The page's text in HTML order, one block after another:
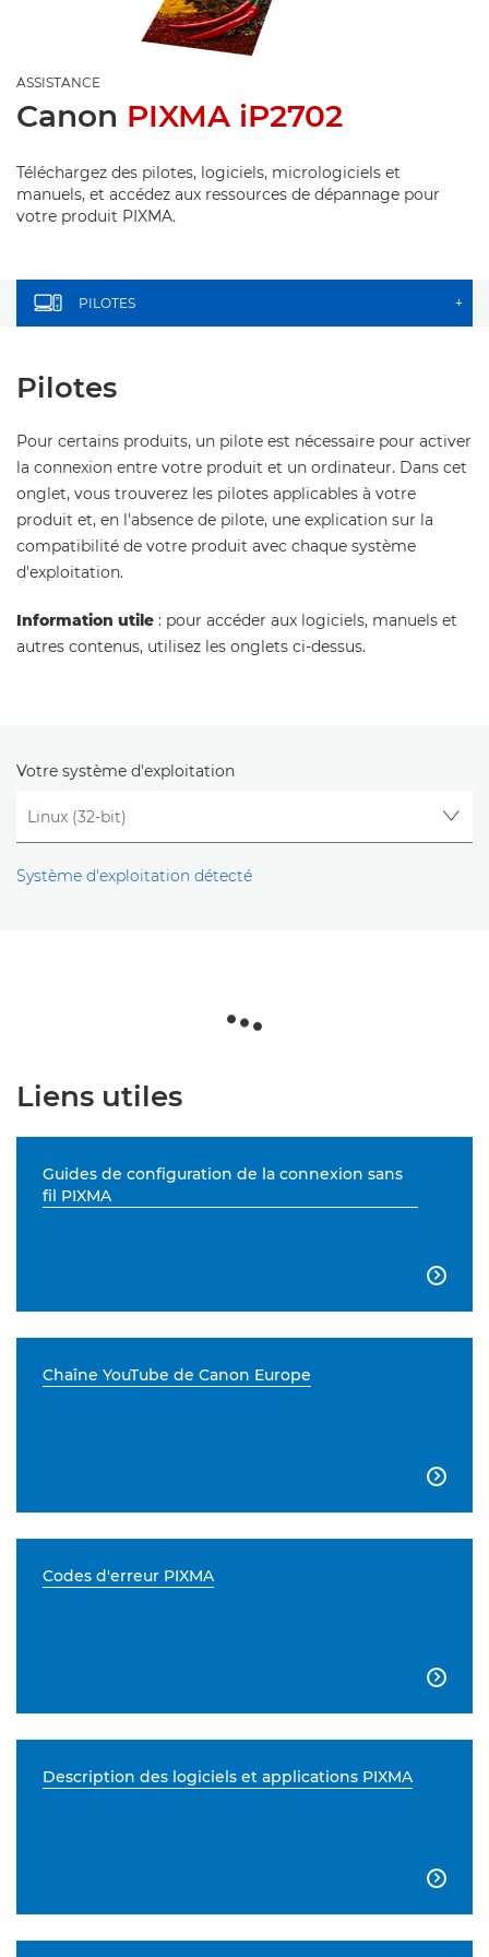
ASSISTANCE
Canon PIXMA iP2702
Téléchargez des pilotes, logiciels, micrologiciels et
manuels, et accédez aux ressources de dépannage pour
votre produit PIXMA.
PILOTES +
Pilotes
Pour certains produits, un pilote est nécessaire pour activer
la connexion entre votre produit et un ordinateur. Dans cet
onglet, vous trouverez les pilotes applicables à votre
produit et, en l'absence de pilote, une explication sur la
compatibilité de votre produit avec chaque système
d'exploitation.
Information utile : pour accéder aux logiciels, manuels et
autres contenus, utilisez les onglets ci-dessus.
Votre système d'exploitation
Système d'exploitation détecté
Liens utiles
Guides de configuration de la connexion sans
fil PIXMA

Chaîne YouTube de Canon Europe

Codes d'erreur PIXMA

Description des logiciels et applications PIXMA
